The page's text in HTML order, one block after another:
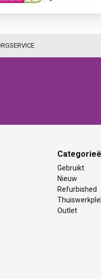
Gebruikt
Nieuw
Refurbished
Outlet